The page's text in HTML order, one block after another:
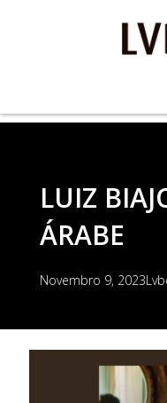
LUIZ
ÁRABE
Novembro 9, 2023